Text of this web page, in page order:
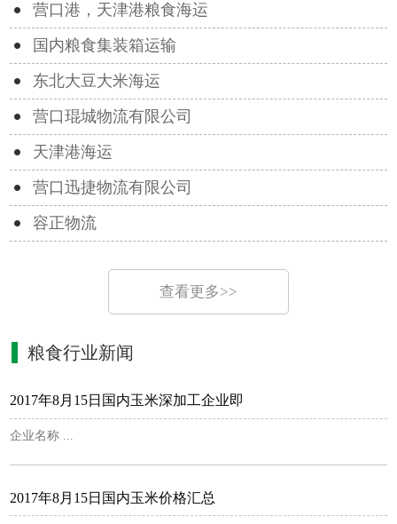
营口港，天津港粮食海运
国内粮食集装箱运输
东北大豆大米海运
营口琨城物流有限公司
天津港海运
营口迅捷物流有限公司
容正物流
查看更多>>
粮食行业新闻
2017年8月15日国内玉米深加工企业即
企业名称 ...
2017年8月15日国内玉米价格汇总